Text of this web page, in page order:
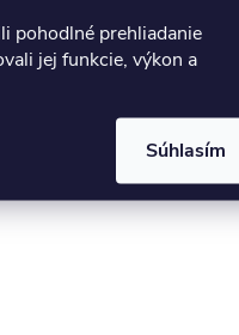
pohodlné prehliadanie
jej funkcie, výkon a
Súhlasím